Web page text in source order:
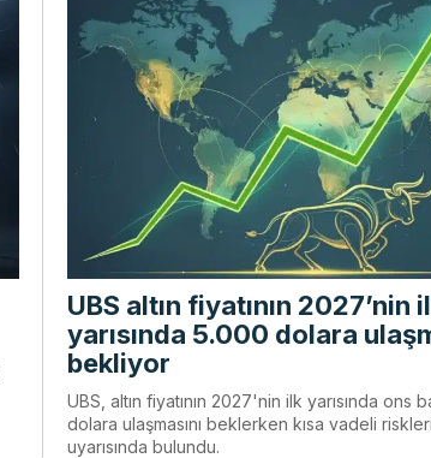
UBS altın fiyatının 2027’nin
yarısında 5.000 dolara
bekliyor
UBS, altın fiyatının 2027'nin ilk yarısında ons
dolara ulaşmasını beklerken kısa vadeli
uyarısında bulundu.